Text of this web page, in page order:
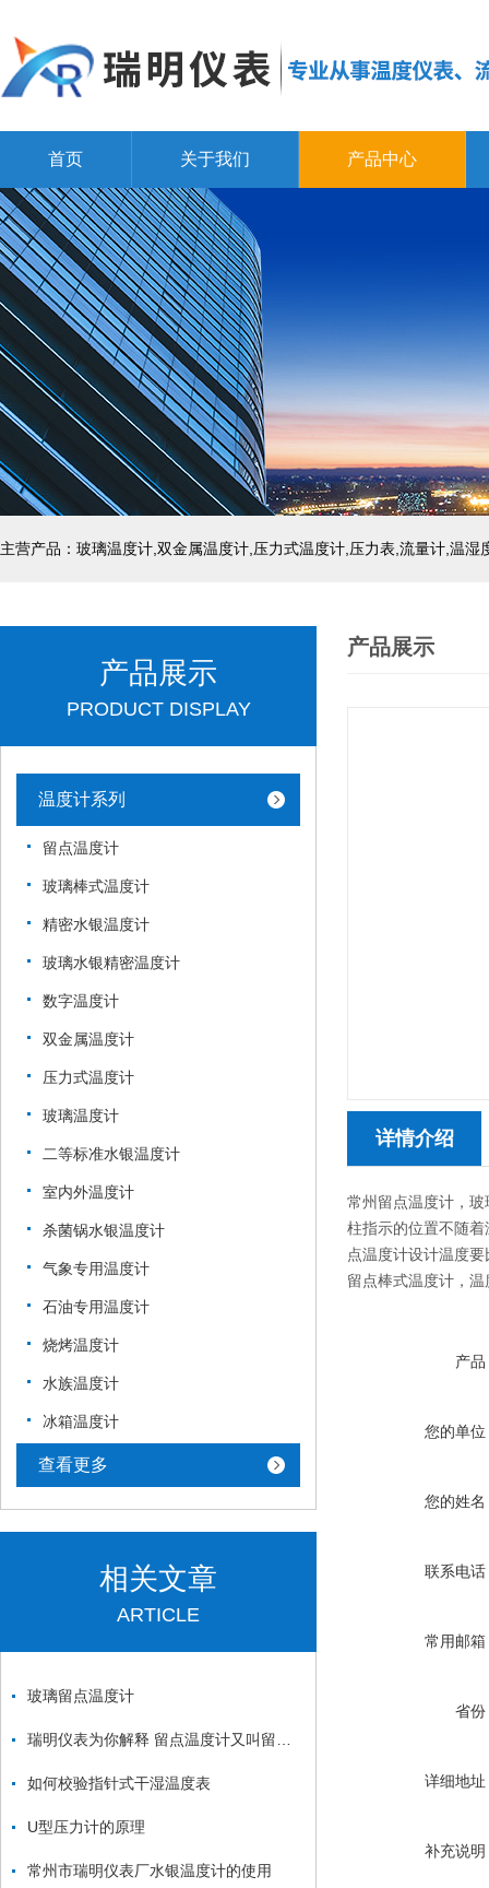
首页 关于我们 产品中心
产品展示
PRODUCT DISPLAY
温度计系列
留点温度计
玻璃棒式温度计
精密水银温度计
玻璃水银精密温度计
数字温度计
双金属温度计
压力式温度计
玻璃温度计
二等标准水银温度计
室内外温度计
杀菌锅水银温度计
气象专用温度计
石油专用温度计
烧烤温度计
水族温度计
冰箱温度计
查看更多
相关文章
ARTICLE
玻璃留点温度计
如何校验指针式干湿温度表
U型压力计的原理
常州市瑞明仪表厂水银温度计的使用
产品展示
详情介绍
常州留点温度计，
柱指示的位置不随
点温度计设计温度
留点棒式温度计，
产品
您的单位
您的姓名
联系电话
常用邮箱
省份
详细地址
补充说明